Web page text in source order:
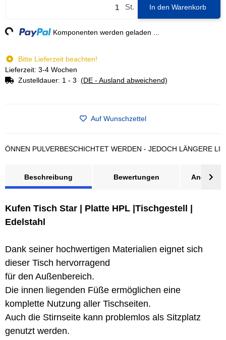
St. In den Warenkorb
Komponenten werden geladen ...
Bitte Lieferzeit beachten!
Lieferzeit: 3-4 Wochen
Zustelldauer: 1 - 3 (DE - Ausland abweichend)
Auf Wunschzettel
PULVERBESCHICHTET WERDEN - JEDOCH LÄNGERE
Beschreibung Bewertungen Angebot
Kufen Tisch Star | Platte HPL |Tischgestell |
Edelstahl
Dank seiner hochwertigen Materialien eignet sich
dieser Tisch hervorragend
für den Außenbereich.
Die innen liegenden Füße ermöglichen eine
komplette Nutzung aller Tischseiten.
Auch die Stirnseite kann problemlos als Sitzplatz
genutzt werden.